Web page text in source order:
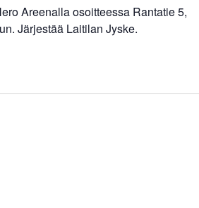
Areenalla osoitteessa Rantatie 5,
Järjestää Laitilan Jyske.